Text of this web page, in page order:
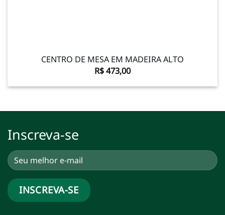
CENTRO DE MESA EM MADEIRA ALTO
R$473,00
Inscreva-se